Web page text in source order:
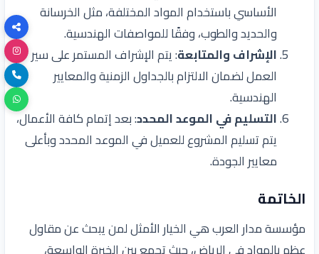
الأساسي باستخدام المواد المختلفة، مثل الخرسانة
والحديد والطوب، وفقًا للمواصفات الهندسية.
الإشراف والمتابعة: يتم الإشراف المستمر على سير
العمل لضمان الالتزام بالجداول الزمنية والمعايير
الهندسية.
التسليم في الموعد المحدد: بعد إتمام كافة الأعمال،
يتم تسليم المشروع للعميل في الموعد المحدد وبأعلى
معايير الجودة.
الخاتمة
مؤسسة مدار العرب هي الخيار الأمثل لمن يبحث عنمقاول